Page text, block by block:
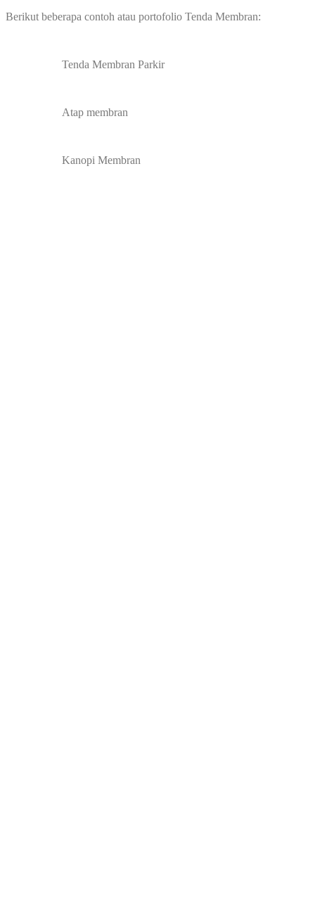
Berikut beberapa contoh atau portofolio Tenda Membran:
Tenda Membran Parkir
Atap membran
Kanopi Membran